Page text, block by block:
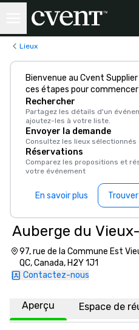
Lieux
Bienvenue au Cvent
ces étapes pour commencer
Rechercher
Partagez les détails d'un
ajoutez-les à votre liste.
Envoyer la demande
Consultez les lieux
Réservations
Comparez les propositions et
votre événement
En savoir plus
Auberge du
97, rue de la Commune Est
QC, Canada, H2Y 1J1
Contactez-nous
Aperçu Espace de